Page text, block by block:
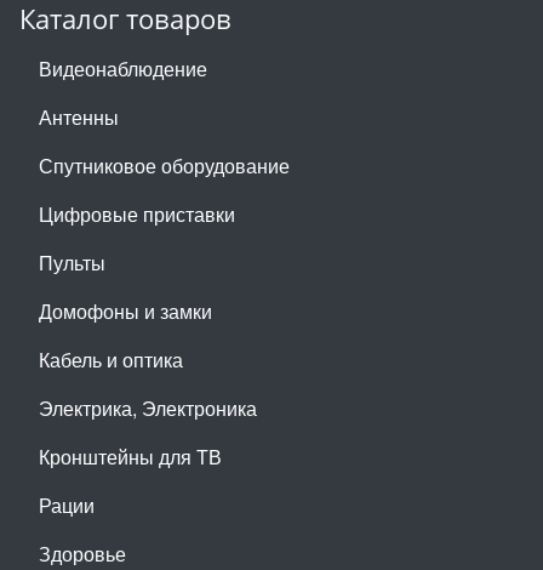
Каталог товаров
Видеонаблюдение
Антенны
Спутниковое оборудование
Цифровые приставки
Пульты
Домофоны и замки
Кабель и оптика
Электрика, Электроника
Кронштейны для ТВ
Рации
Здоровье